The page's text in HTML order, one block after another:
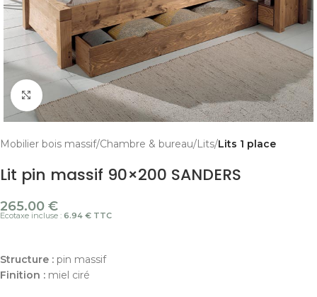
Cliquer pour agrandir
Mobilier bois massif Chambre & bureau Lits Lits 1 place
Lit pin massif 90×200 SANDERS
265.00 €
Ecotaxe incluse : 6.94 € TTC
Structure : pin massif
Finition : miel ciré